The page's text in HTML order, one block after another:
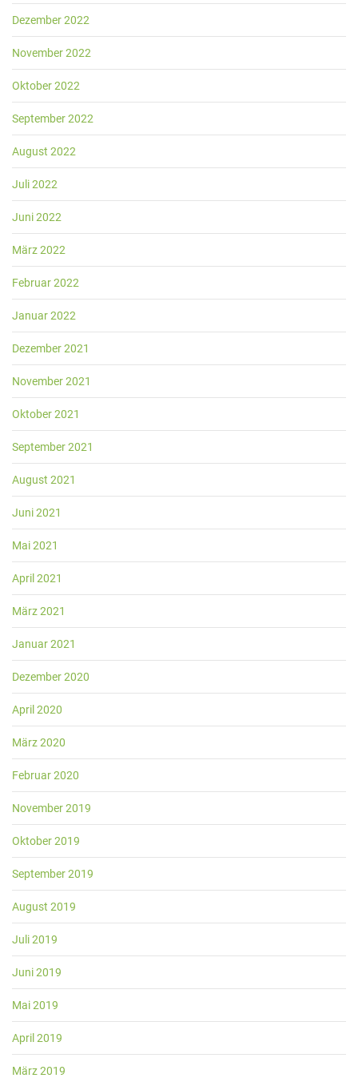
Dezember 2022
November 2022
Oktober 2022
September 2022
August 2022
Juli 2022
Juni 2022
März 2022
Februar 2022
Januar 2022
Dezember 2021
November 2021
Oktober 2021
September 2021
August 2021
Juni 2021
Mai 2021
April 2021
März 2021
Januar 2021
Dezember 2020
April 2020
März 2020
Februar 2020
November 2019
Oktober 2019
September 2019
August 2019
Juli 2019
Juni 2019
Mai 2019
April 2019
März 2019